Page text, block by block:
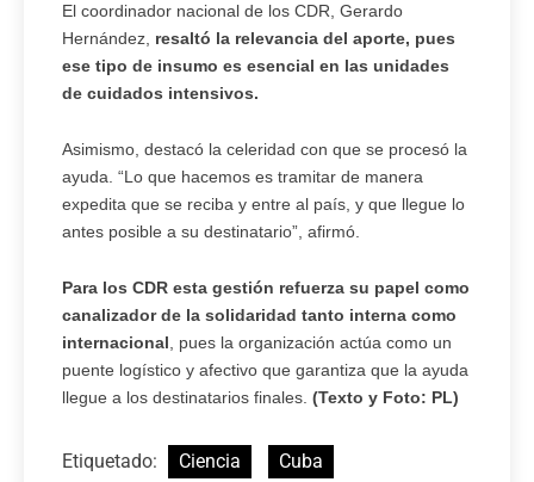
El coordinador nacional de los CDR, Gerardo
Hernández, resaltó la relevancia del aporte, pues
ese tipo de insumo es esencial en las unidades
de cuidados intensivos.
Asimismo, destacó la celeridad con que se procesó la
ayuda. “Lo que hacemos es tramitar de manera
expedita que se reciba y entre al país, y que llegue lo
antes posible a su destinatario”, afirmó.
Para los CDR esta gestión refuerza su papel como
canalizador de la solidaridad tanto interna como
internacional , pues la organización actúa como un
puente logístico y afectivo que garantiza que la ayuda
llegue a los destinatarios finales. (Texto y Foto: PL)
Etiquetado: Ciencia
Cuba